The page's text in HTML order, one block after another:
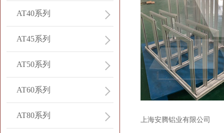
AT40系列
AT45系列
AT50系列
AT60系列
AT80系列
上海安腾铝业有限公司